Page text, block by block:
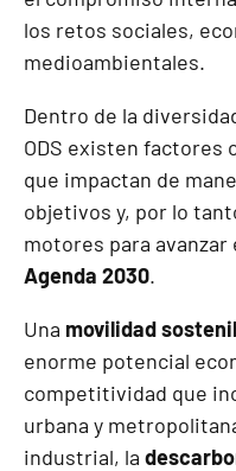
los retos sociales,
medioambientales.
Dentro de la
ODS existen factores
que impactan de
objetivos y, por lo
motores para avanzar
Agenda 2030.
Una movilidad
enorme potencial
competitividad que
urbana y
industrial, la